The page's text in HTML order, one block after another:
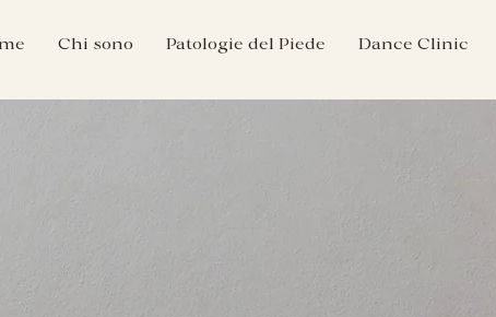
Chi sono Patologie del Piede Dance Clinic